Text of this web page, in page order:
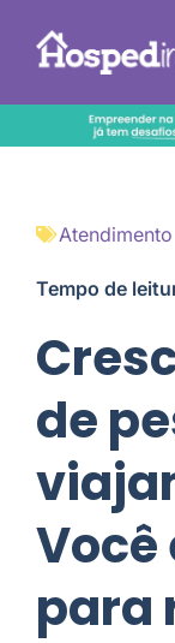
Atendimento
Tempo de
de
para